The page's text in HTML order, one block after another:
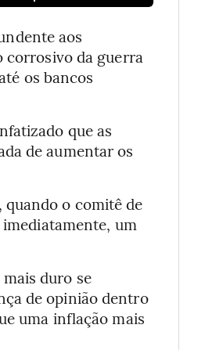
aos
corrosivo da guerra
os bancos
que as
de aumentar os
quando o comitê de
um
duro se
de opinião dentro
uma inflação mais